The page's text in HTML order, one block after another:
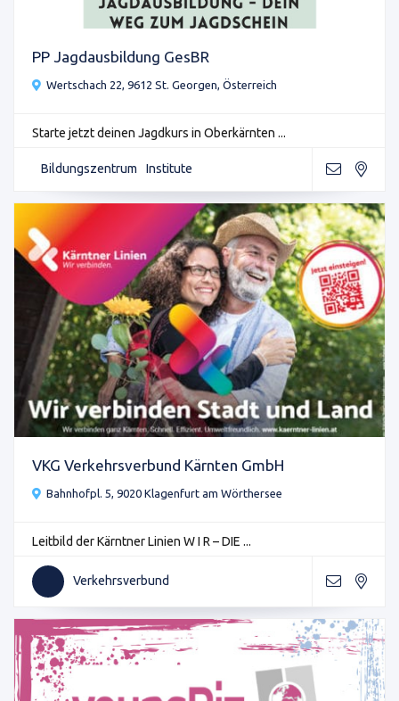
PP Jagdausbildung GesBR
Wertschach 22, 9612 St. Georgen, Österreich
Starte jetzt deinen Jagdkurs in Oberkärnten ...
Bildungszentrum Institute
VKG Verkehrsverbund Kärnten GmbH
Bahnhofpl. 5, 9020 Klagenfurt am Wörthersee
Leitbild der Kärntner Linien W I R – DIE ...
Verkehrsverbund